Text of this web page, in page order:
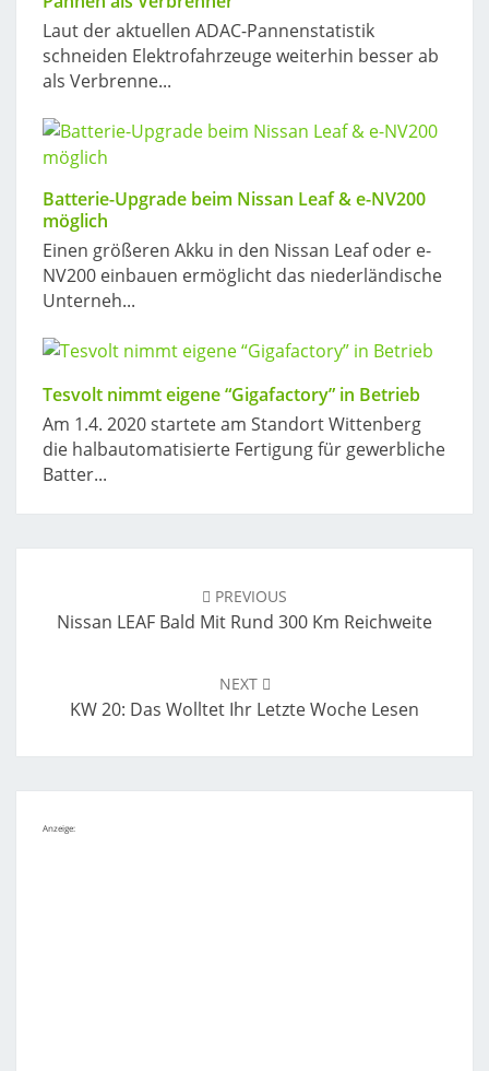
Laut der aktuellen ADAC-Pannenstatistik
schneiden Elektrofahrzeuge weiterhin besser ab
als Verbrenne...
Batterie-Upgrade beim Nissan Leaf & e-NV200
möglich
Einen größeren Akku in den Nissan Leaf oder e-
NV200 einbauen ermöglicht das niederländische
Unterneh...
Tesvolt nimmt eigene “Gigafactory” in Betrieb
Am 1.4. 2020 startete am Standort Wittenberg
die halbautomatisierte Fertigung für gewerbliche
Batter...
PREVIOUS
Nissan LEAF Bald Mit Rund 300 Km Reichweite
NEXT
KW 20: Das Wolltet Ihr Letzte Woche Lesen
Anzeige: